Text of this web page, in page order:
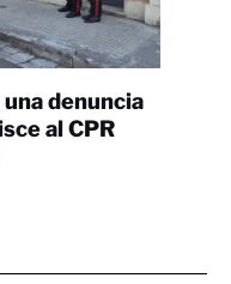
denuncia
al CPR